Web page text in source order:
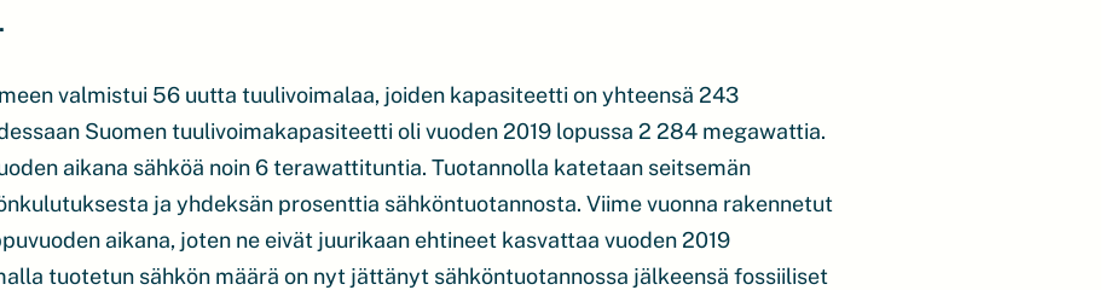
valmistui 56 uutta tuulivoimalaa, joiden kapasiteetti on yhteensä 243
Suomen tuulivoimakapasiteetti oli vuoden 2019 lopussa 2 284 megawattia.
aikana sähköä noin 6 terawattituntia. Tuotannolla katetaan seitsemän
ja yhdeksän prosenttia sähköntuotannosta. Viime vuonna rakennetut
aikana, joten ne eivät juurikaan ehtineet kasvattaa vuoden 2019
tuotetun sähkön määrä on nyt jättänyt sähköntuotannossa jälkeensä fossiiliset